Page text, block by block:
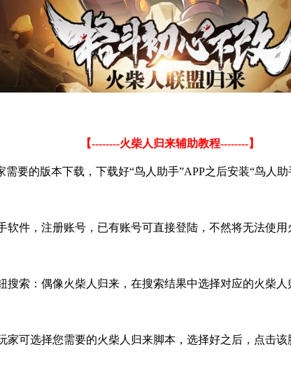
【--------火柴人归来辅助教程--------】
需要的版本下载，下载好“鸟人助手”APP之后安装“鸟人助
件，注册账号，已有账号可直接登陆，不然将无法使用
索：偶像火柴人归来，在搜索结果中选择对应的火柴人
可选择您需要的火柴人归来脚本，选择好之后，点击该